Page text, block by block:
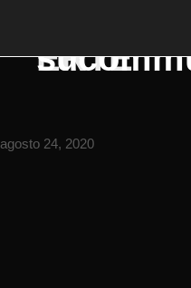
ERTE
agosto 24, 2020